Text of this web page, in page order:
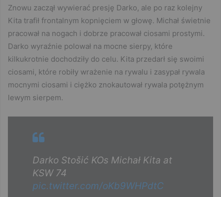
Znowu zaczął wywierać presję Darko, ale po raz kolejny
Kita trafił frontalnym kopnięciem w głowę. Michał świetnie
pracował na nogach i dobrze pracował ciosami prostymi.
Darko wyraźnie polował na mocne sierpy, które
kilkukrotnie dochodziły do celu. Kita przedarł się swoimi
ciosami, które robiły wrażenie na rywalu i zasypał rywala
mocnymi ciosami i ciężko znokautował rywala potężnym
lewym sierpem.
Darko Stošić KOs Michał Kita at
KSW 74
pic.twitter.com/oKb9WHPdtC